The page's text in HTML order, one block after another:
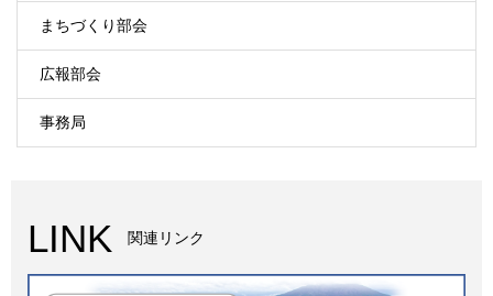
まちづくり部会
広報部会
事務局
LINK 関連リンク